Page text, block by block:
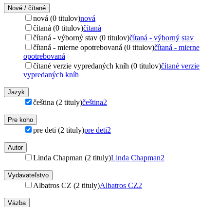
Nové / čítané
nová (0 titulov)nová
čítaná (0 titulov)čítaná
čítaná - výborný stav (0 titulov)čítaná - výborný stav
čítaná - mierne opotrebovaná (0 titulov)čítaná - mierne
opotrebovaná
čítané verzie vypredaných kníh (0 titulov)čítané verzie
vypredaných kníh
Jazyk
čeština (2 tituly)čeština2
Pre koho
pre deti (2 tituly)pre deti2
Autor
Linda Chapman (2 tituly)Linda Chapman2
Vydavateľstvo
Albatros CZ (2 tituly)Albatros CZ2
Väzba